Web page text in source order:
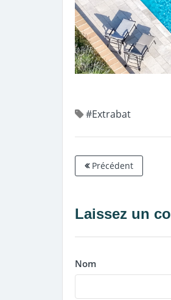
#Extrabat
Précédent
Laissez un
Nom